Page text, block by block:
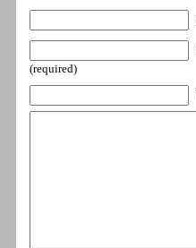
(required)